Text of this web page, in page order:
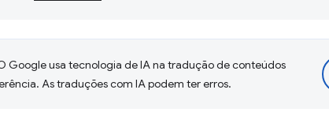
Google usa tecnologia de IA na tradução de conteúdos
As traduções com IA podem ter erros.